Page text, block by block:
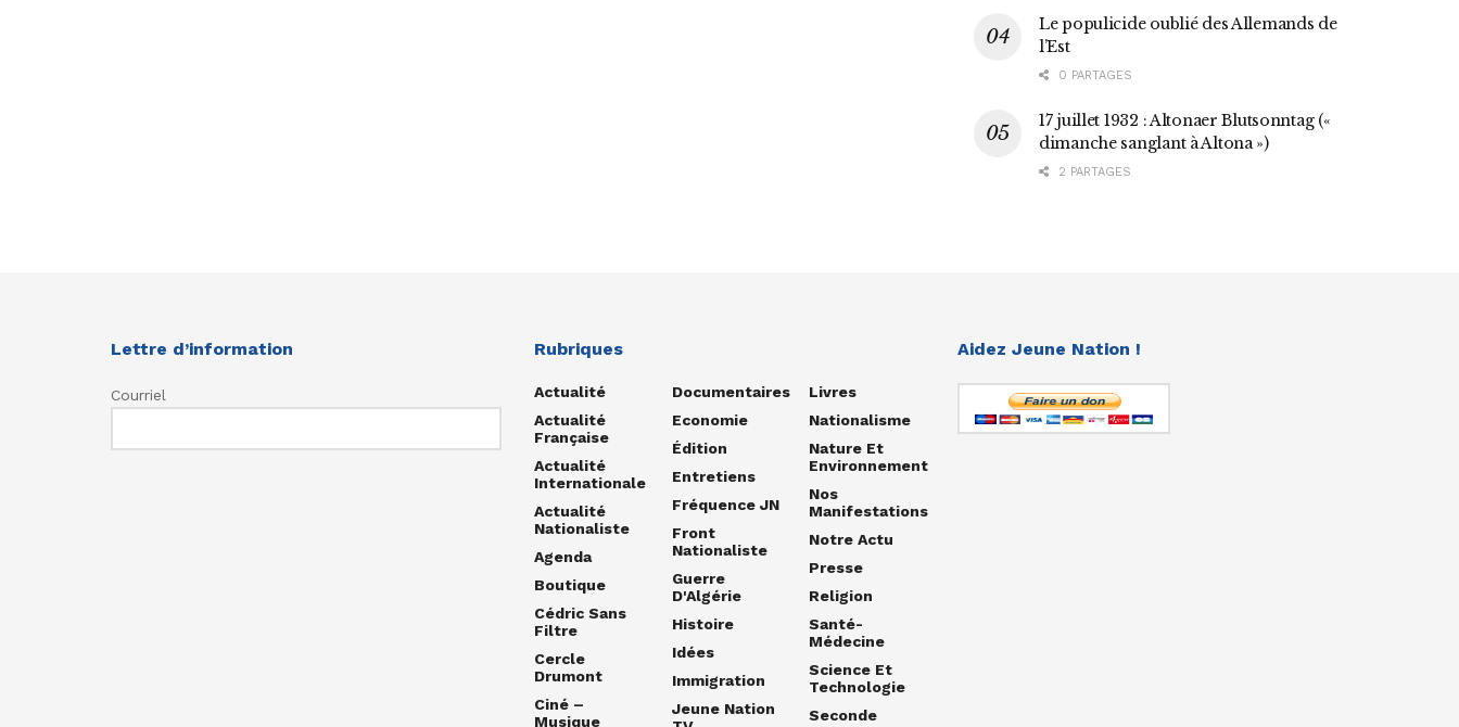
Le populicide oublié des Allemands de
l’Est
0 PARTAGES
17 juillet 1932 : Altonaer Blutsonntag («
dimanche sanglant à Altona »)
2 PARTAGES
Lettre d’information
Courriel
Rubriques
Actualité
Actualité
Française
Actualité
Internationale
Actualité
Nationaliste
Agenda
Boutique
Cédric Sans
Filtre
Cercle
Drumont
Ciné –
Musique
Documentaires
Economie
Édition
Entretiens
Fréquence JN
Front
Nationaliste
Guerre
D'Algérie
Histoire
Idées
Immigration
Jeune Nation
Livres
Nationalisme
Nature Et
Environnement
Nos
Manifestations
Notre Actu
Presse
Religion
Santé-
Médecine
Science Et
Technologie
Seconde
Aidez Jeune Nation !